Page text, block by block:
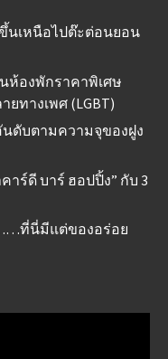
นเหนือไปต๊ะต่อนยอน
ห้องพักราคาพิเศษ
ทางเพศ (LGBT)
ดับตามความจุของฝูง
ร์ดี บาร์ ฮอปปิ้ง” กับ 3
ที่นี่มีแต่ของอร่อย